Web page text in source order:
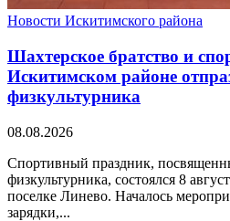
Новости Искитимского района
Шахтерское братство и
Искитимском районе
физкультурника
08.08.2026
Спортивный праздник,
физкультурника, состоялся 8
поселке Линево. Началось
зарядки,...